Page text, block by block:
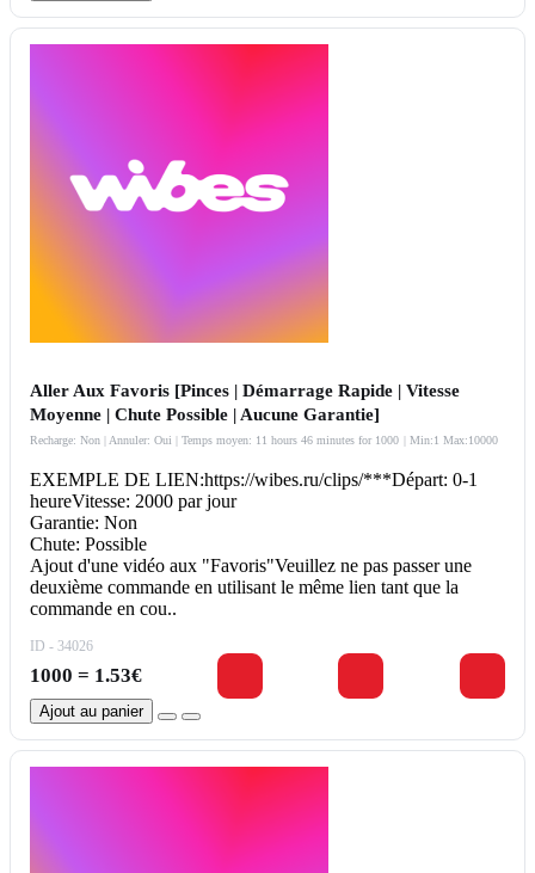
Aller Aux Favoris [Pinces | Démarrage Rapide | Vitesse
Moyenne | Chute Possible | Aucune Garantie]
Recharge: Non | Annuler: Oui | Temps moyen: 11 hours 46 minutes for 1000 | Min:1 Max:10000
EXEMPLE DE LIEN:https://wibes.ru/clips/***Départ: 0-1
heureVitesse: 2000 par jour
Garantie: Non
Chute: Possible
Ajout d'une vidéo aux "Favoris"Veuillez ne pas passer une
deuxième commande en utilisant le même lien tant que la
commande en cou..
ID - 34026
1000 = 1.53€
Ajout au panier